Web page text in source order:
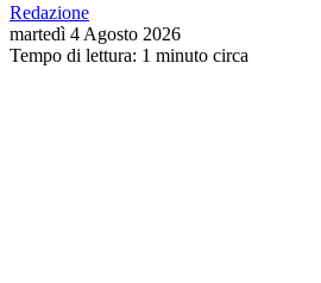
Redazione
martedì 4 Agosto 2026
Tempo di lettura: 1 minuto circa